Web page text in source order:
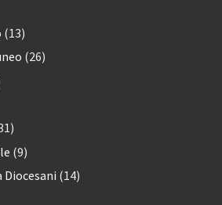
(13)
(26)
(9)
Diocesani (14)